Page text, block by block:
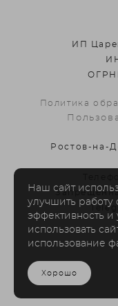
ИП
Политика
Ростов-на-
Наш сайт
улучшить работу
эффективность и
использовать
использование
Хорошо